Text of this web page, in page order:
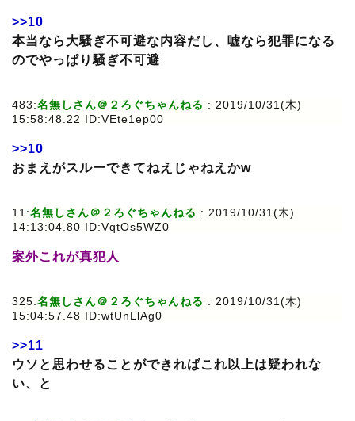
>>10
本当なら大騒ぎ不可避な内容だし、嘘なら犯罪になる
のでやっぱり騒ぎ不可避
483:名無しさん＠２ろぐちゃんねる : 2019/10/31(木)
15:58:48.22 ID:VEte1ep00
>>10
おまえがスルーできてねえじゃねえかw
11:名無しさん＠２ろぐちゃんねる : 2019/10/31(木)
14:13:04.80 ID:VqtOs5WZ0
案外これが真犯人
325:名無しさん＠２ろぐちゃんねる : 2019/10/31(木)
15:04:57.48 ID:wtUnLlAg0
>>11
ウソと思わせることができればこれ以上は疑われな
い、と